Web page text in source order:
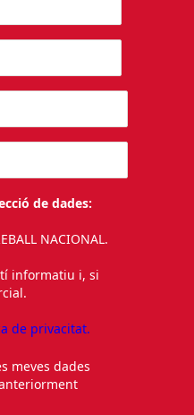
de dades:
NACIONAL.
informatiu i, si
de privacitat.
meves dades